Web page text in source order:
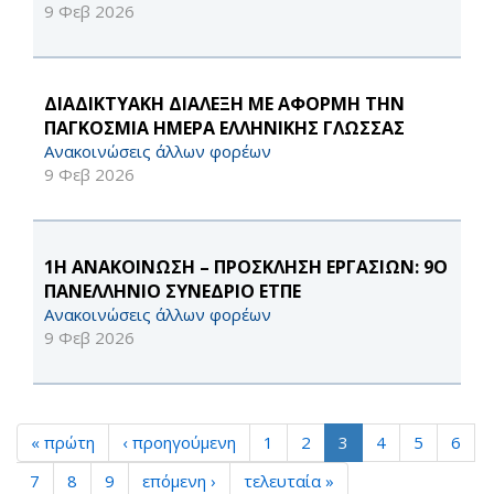
9 Φεβ 2026
ΔΙΑΔΙΚΤΥΑΚΗ ΔΙΑΛΕΞΗ ΜΕ ΑΦΟΡΜΗ ΤΗΝ
ΠΑΓΚΟΣΜΙΑ ΗΜΕΡΑ ΕΛΛΗΝΙΚΗΣ ΓΛΩΣΣΑΣ
Ανακοινώσεις άλλων φορέων
9 Φεβ 2026
1Η ΑΝΑΚΟΙΝΩΣΗ – ΠΡΟΣΚΛΗΣΗ ΕΡΓΑΣΙΩΝ: 9Ο
ΠΑΝΕΛΛΗΝΙΟ ΣΥΝΕΔΡΙΟ ΕΤΠΕ
Ανακοινώσεις άλλων φορέων
9 Φεβ 2026
« πρώτη ‹ προηγούμενη 1 2 3 4 5
6
7
8 9 επόμενη › τελευταία »